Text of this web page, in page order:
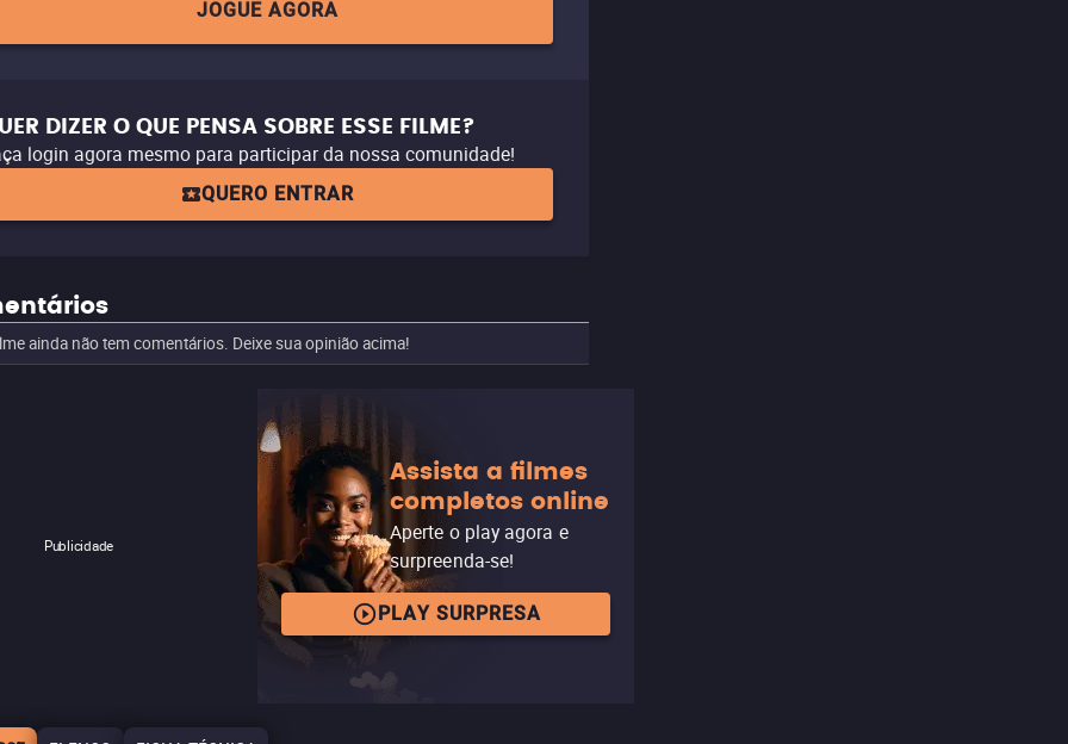
JOGUE AGORA
DIZER O QUE PENSA SOBRE ESSE FILME?
login agora mesmo para participar da nossa comunidade!
QUERO ENTRAR
ainda não tem comentários. Deixe sua opinião acima!
Publicidade
Assista a filmes
completos online
Aperte o play agora e
surpreenda-se!
PLAY SURPRESA